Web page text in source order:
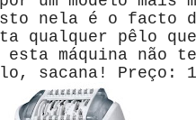
nela é o facto
qualquer pêlo
máquina não
sacana! Preço: